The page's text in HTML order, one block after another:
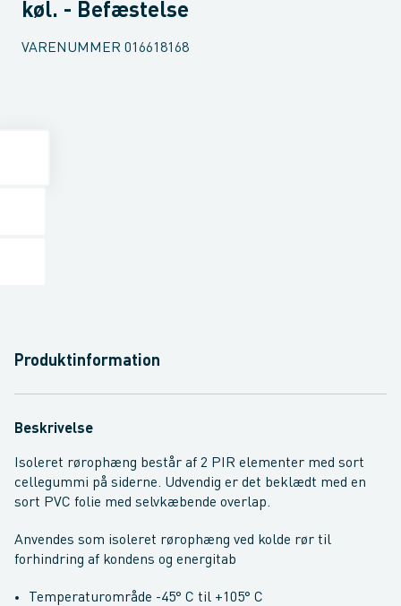
køl. - Befæstelse
VARENUMMER 016618168
Produktinformation
Beskrivelse
Isoleret rørophæng består af 2 PIR elementer med sort
cellegummi på siderne. Udvendig er det beklædt med en
sort PVC folie med selvkæbende overlap.
Anvendes som isoleret rørophæng ved kolde rør til
forhindring af kondens og energitab
Temperaturområde -45° C til +105° C